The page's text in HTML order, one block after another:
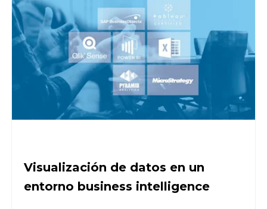
Visualización de datos en un
entorno business intelligence